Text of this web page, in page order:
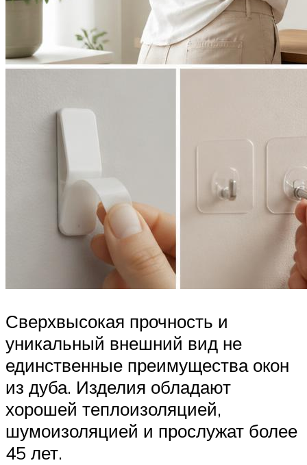
Сверхвысокая прочность и
уникальный внешний вид не
единственные преимущества окон
из дуба. Изделия обладают
хорошей теплоизоляцией,
шумоизоляцией и прослужат более
45 лет.